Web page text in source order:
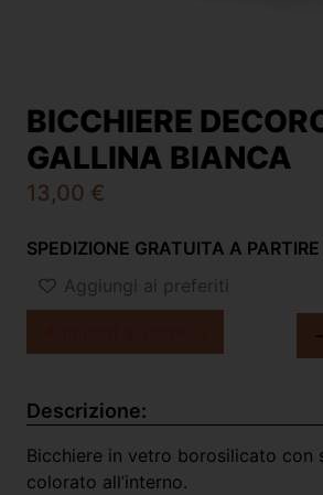
BICCHIERE
GALLINA BIANCA
13,00 €
SPEDIZIONE GRATUITA A
Aggiungi ai preferiti
-
Descrizione:
Bicchiere in vetro borosilicato con
colorato all’interno.